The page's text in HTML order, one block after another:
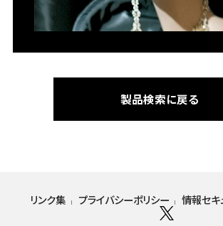
製品検索に戻る
リンク集 プライバシーポリシー 情報セキ